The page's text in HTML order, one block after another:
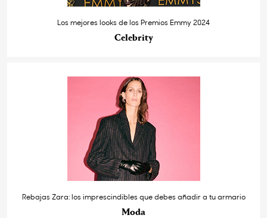
Los mejores looks de los Premios Emmy 2024
Celebrity
Rebajas Zara: los imprescindibles que debes añadir a tu armario
Moda